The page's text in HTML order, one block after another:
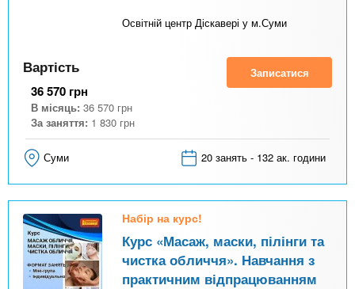
Освітній центр Діскавері у м.Суми
Вартість
36 570 грн
В місяць: 36 570 грн
За заняття: 1 830 грн
Записатися
Суми 20 занять - 132 ак. години
Набір на курс!
Курс «Масаж, маски, пілінги та
чистка обличчя». Навчання з
практичним відпрацюванням